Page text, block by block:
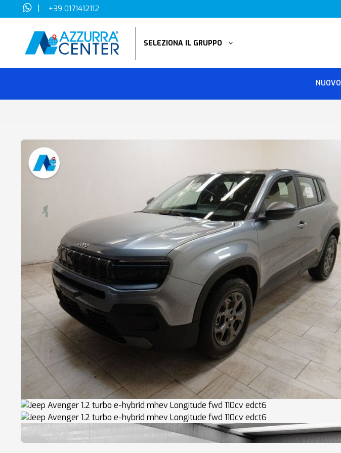
| +39 0171412112
SELEZIONA IL GRUPPO
NUOVO